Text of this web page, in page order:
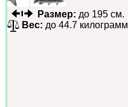
Размер: до 195 см.
Вес: до 44.7 килограмм